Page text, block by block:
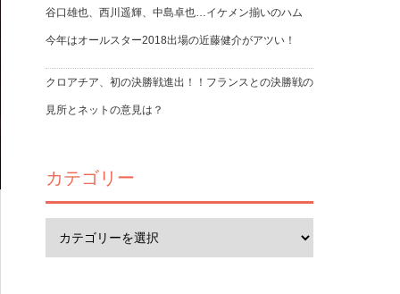
谷口雄也、西川遥輝、中島卓也…イケメン揃いのハム
今年はオールスター2018出場の近藤健介がアツい！
クロアチア、初の決勝戦進出！！フランスとの決勝戦の
見所とネットの意見は？
カテゴリー